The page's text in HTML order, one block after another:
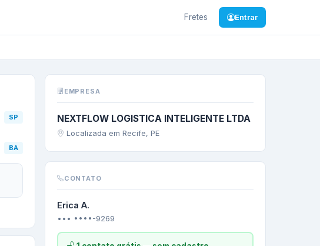
Fretes Entrar
Vitória da Conquista/BA
SP
BA
EMPRESA
NEXTFLOW LOGISTICA INTELIGENTE LTDA
Localizada em Recife, PE
CONTATO
Erica A.
••• ••••-9269